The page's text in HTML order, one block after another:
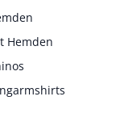
Hemden